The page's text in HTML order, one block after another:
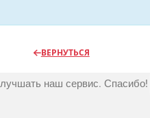
ВЕРНУТЬСЯ
наш сервис. Спасибо!